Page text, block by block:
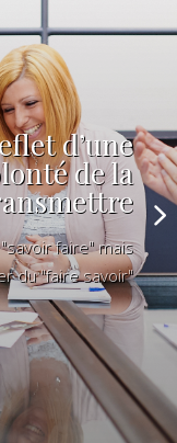
d’une
de la
faire" mais
du "faire savoir"